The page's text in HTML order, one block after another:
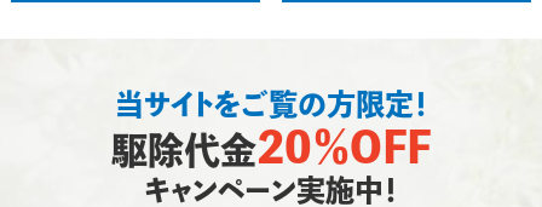
当サイトをご覧の方限定！
駆除代金20％OFF
キャンペーン実施中！